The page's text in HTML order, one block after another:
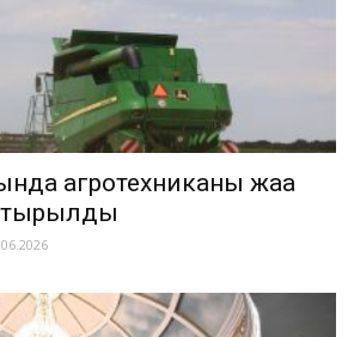
агротехниканың жаңа